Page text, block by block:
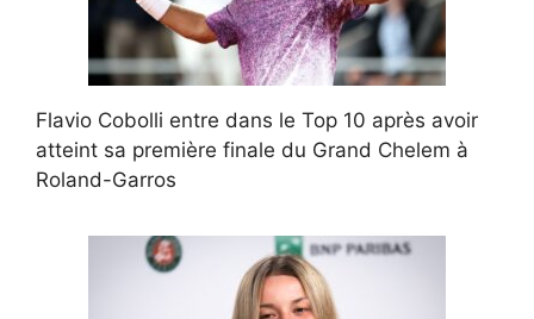
Flavio Cobolli entre dans le Top 10 après avoir
atteint sa première finale du Grand Chelem à
Roland-Garros